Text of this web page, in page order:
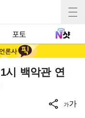
포토
시 백악관 연
가가